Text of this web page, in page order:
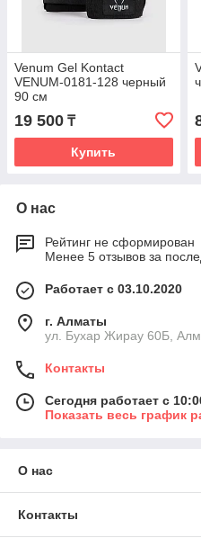
Venum Gel Kontact
VENUM-0181-128 черный
90 см
19 500 ₸
Купить
О нас
Рейтинг не сформирован
Менее 5 отзывов за
Работает с 03.10.2020
г. Алматы
ул. Бухар Жирау 60Б,
Контакты
Сегодня работает с
Показать весь график
О нас
Контакты